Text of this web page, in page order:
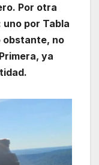
Por otra
por Tabla
obstante, no
ya